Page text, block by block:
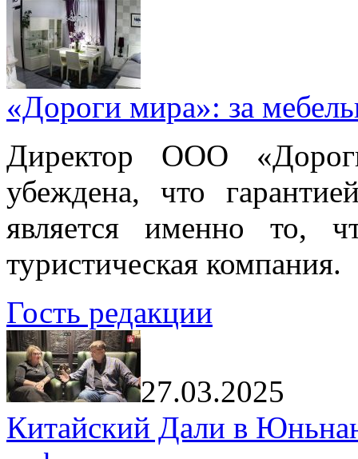
«Дороги мира»: за
Директор ООО
убеждена, что
является именно то,
туристическая компания.
Гость редакции
27.03.2025
Китайский Дали в